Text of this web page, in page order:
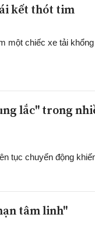
kết thót tim
một chiếc xe tải
lắc" trong
tục chuyển động
tâm linh"